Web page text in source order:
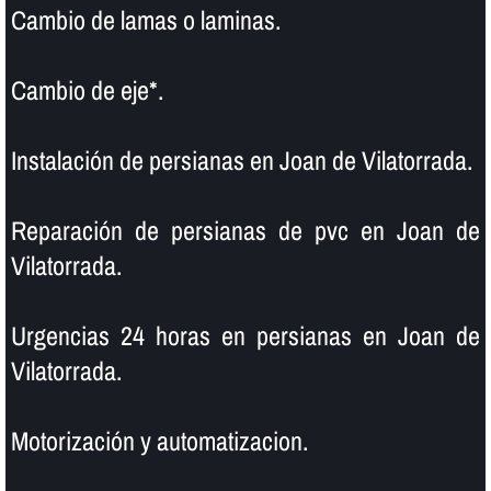
Cambio de lamas o laminas.
Cambio de eje*.
Instalación de persianas en Joan de Vilatorrada.
Reparación de persianas de pvc en Joan de
Vilatorrada.
Urgencias 24 horas en persianas en Joan de
Vilatorrada.
Motorización y automatizacion.